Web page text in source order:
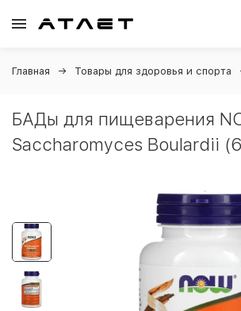
Главная Товары для здоровья и спорта
БАДы для пищеварения
Saccharomyces Boulardii